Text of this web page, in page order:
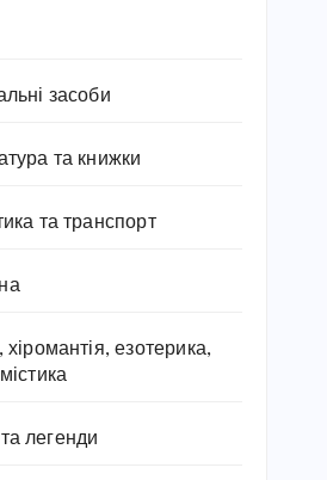
засоби
та книжки
та транспорт
хіромантія, езотерика,
легенди